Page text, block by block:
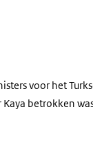
voor het
betrokken